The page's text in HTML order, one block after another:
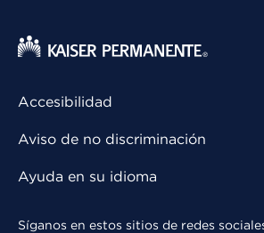
Accesibilidad
Aviso de no discriminación
Ayuda en su idioma
Síganos en estos sitios de redes